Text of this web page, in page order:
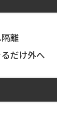
離
だけ外へ